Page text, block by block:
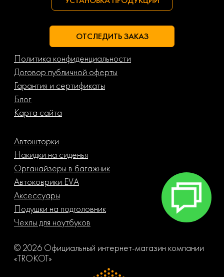
Porsche Ravon
Rolls-royce
Rover
Ssangyong
Suzuki
Uaz Volkswagen
Volvo
Ваз
ОТСЛЕДИТЬ ЗАКАЗ
Политика конфиденциальности
Договор публичной оферты
Гарантия и сертификаты
Блог
Карта сайта
Автошторки
Накидки на сиденья
Органайзеры в багажник
Автоковрики EVA
Аксессуары
Подушки на подголовник
Чехлы для ноутбуков
© 2026 Официальный интернет-магазин компании
«TROKOT»